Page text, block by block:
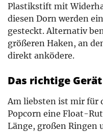
Plastikstift mit
diesen Dorn werden
gesteckt. Alternativ
größeren Haken, an
direkt anködere.
Das richtige Gerät
Am liebsten ist mir für
Popcorn eine Float-
Länge, großen Ringen